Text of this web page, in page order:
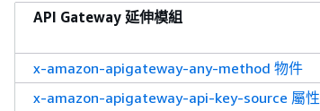
API Gateway 延伸模組
x-amazon-apigateway-any-method 物件
x-amazon-apigateway-api-key-source 屬性